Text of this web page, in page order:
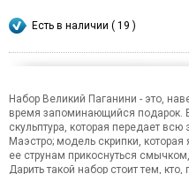
Есть в наличии ( 19 )
Набор Великий Паганини - это,
время запоминающийся подарок.
скульптура, которая передает
Маэстро; модель скрипки,
ее струнам прикоснуться
Дарить такой набор стоит тем,